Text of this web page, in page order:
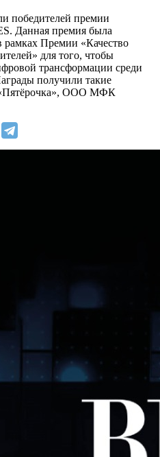
победителей премии
Данная премия была
рамках Премии «Качество
для того, чтобы
трансформации среди
получили такие
«Пятёрочка», ООО МФК